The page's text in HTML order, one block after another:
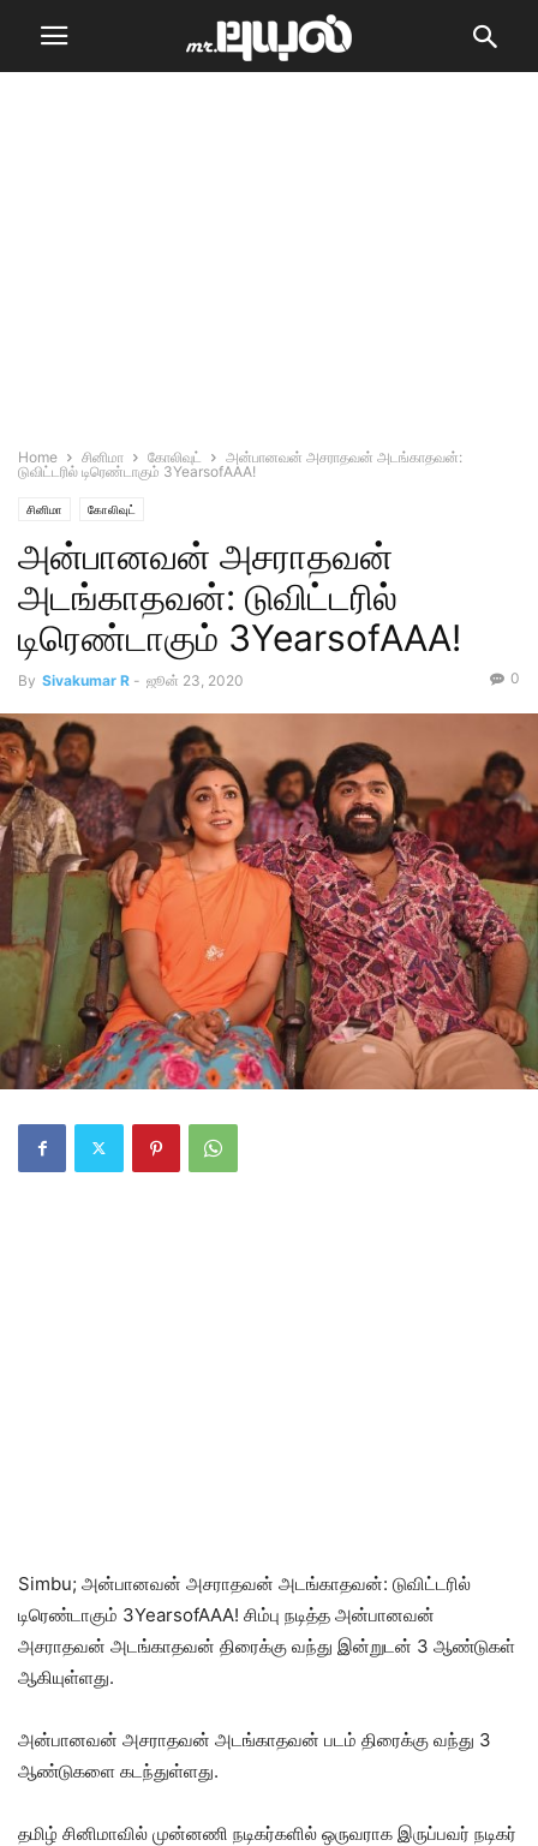
Home சினிமா கோலிவுட்
அன்பானவன் அசராதவன் அடங்காதவன்:
டுவிட்டரில் டிரெண்டாகும் 3YearsofAAA!
சினிமா கோலிவுட்
அன்பானவன் அசராதவன்
அடங்காதவன்: டுவிட்டரில்
டிரெண்டாகும் 3YearsofAAA!
By Sivakumar R - ஜூன் 23, 2020 0
Simbu; அன்பானவன் அசராதவன் அடங்காதவன்: டுவிட்டரில்
டிரெண்டாகும் 3YearsofAAA! சிம்பு நடித்த அன்பானவன்
அசராதவன் அடங்காதவன் திரைக்கு வந்து இன்றுடன் 3 ஆண்டுகள்
ஆகியுள்ளது.
அன்பானவன் அசராதவன் அடங்காதவன் படம் திரைக்கு வந்து 3
ஆண்டுகளை கடந்துள்ளது.
தமிழ் சினிமாவில் முன்னணி நடிகர்களில் ஒருவராக இருப்பவர் நடிகர்